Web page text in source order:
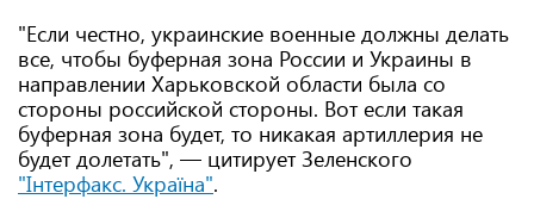
"Если честно, украинские военные должны делать
все, чтобы буферная зона России и Украины в
направлении Харьковской области была со
стороны российской стороны. Вот если такая
буферная зона будет, то никакая артиллерия не
будет долетать", — цитирует Зеленского
"Інтерфакс. Україна".